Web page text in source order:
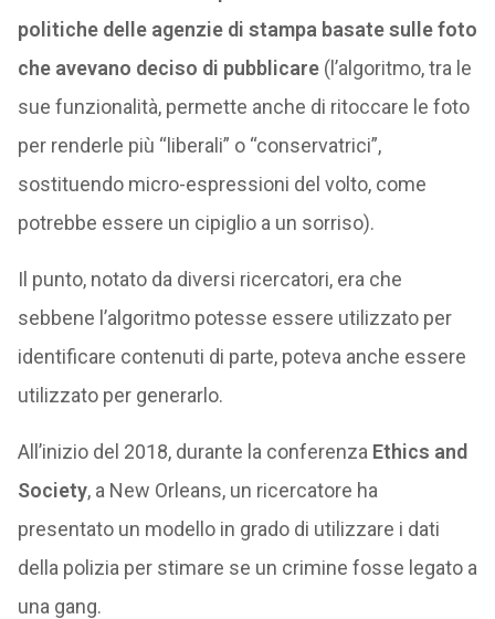
politiche delle agenzie di stampa basate sulle foto
che avevano deciso di pubblicare(l’algoritmo, tra le
sue funzionalità, permette anche di ritoccare le foto
per renderle più “liberali” o “conservatrici”,
sostituendo micro-espressioni del volto, come
potrebbe essere un cipiglio a un sorriso).
Il punto, notato da diversi ricercatori, era che
sebbene l’algoritmo potesse essere utilizzato per
identificare contenuti di parte, poteva anche essere
utilizzato per generarlo.
All’inizio del 2018, durante la conferenza Ethics and
Society, a New Orleans, un ricercatore ha
presentato un modello in grado di utilizzare i dati
della polizia per stimare se un crimine fosse legato a
una gang.